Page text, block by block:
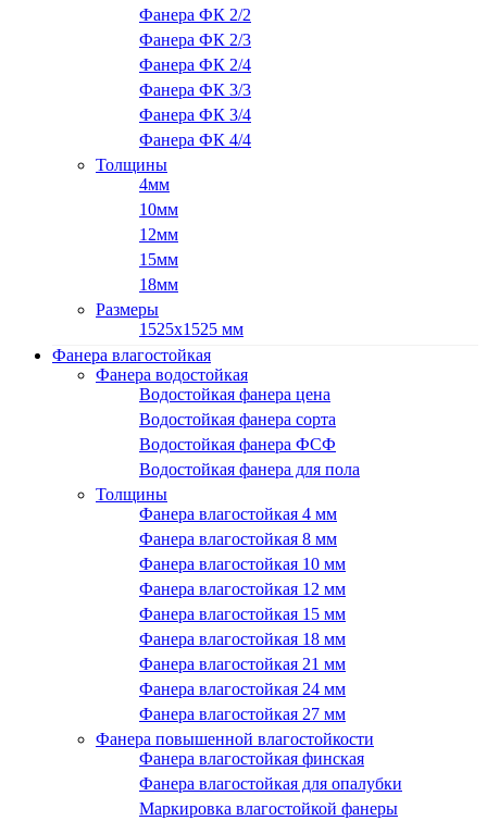
Фанера ФК 2/2
Фанера ФК 2/3
Фанера ФК 2/4
Фанера ФК 3/3
Фанера ФК 3/4
Фанера ФК 4/4
Толщины
4мм
10мм
12мм
15мм
18мм
Размеры
1525х1525 мм
Фанера влагостойкая
Фанера водостойкая
Водостойкая фанера цена
Водостойкая фанера сорта
Водостойкая фанера ФСФ
Водостойкая фанера для пола
Толщины
Фанера влагостойкая 4 мм
Фанера влагостойкая 8 мм
Фанера влагостойкая 10 мм
Фанера влагостойкая 12 мм
Фанера влагостойкая 15 мм
Фанера влагостойкая 18 мм
Фанера влагостойкая 21 мм
Фанера влагостойкая 24 мм
Фанера влагостойкая 27 мм
Фанера повышенной влагостойкости
Фанера влагостойкая финская
Фанера влагостойкая для опалубки
Маркировка влагостойкой фанеры